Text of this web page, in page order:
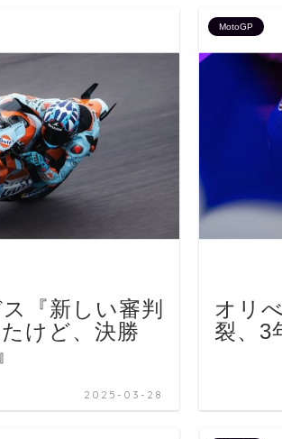
『新しい審判
けど、決勝
2025-03-28
MotoGP
オリ
裂、3